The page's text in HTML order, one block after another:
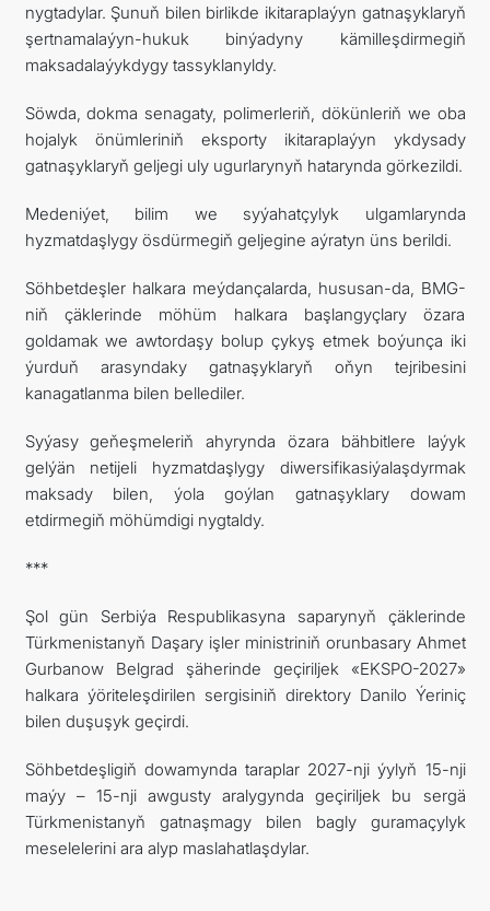
nygtadylar. Şunuň bilen birlikde ikitaraplaýyn gatnaşyklaryň
şertnamalaýyn-hukuk binýadyny kämilleşdirmegiň
maksadalaýykdygy tassyklanyldy.
Söwda, dokma senagaty, polimerleriň, dökünleriň we oba
hojalyk önümleriniň eksporty ikitaraplaýyn ykdysady
gatnaşyklaryň geljegi uly ugurlarynyň hatarynda görkezildi.
Medeniýet, bilim we syýahatçylyk ulgamlarynda
hyzmatdaşlygy ösdürmegiň geljegine aýratyn üns berildi.
Söhbetdeşler halkara meýdançalarda, hususan-da, BMG-
niň çäklerinde möhüm halkara başlangyçlary özara
goldamak we awtordaşy bolup çykyş etmek boýunça iki
ýurduň arasyndaky gatnaşyklaryň oňyn tejribesini
kanagatlanma bilen bellediler.
Syýasy geňeşmeleriň ahyrynda özara bähbitlere laýyk
gelýän netijeli hyzmatdaşlygy diwersifikasiýalaşdyrmak
maksady bilen, ýola goýlan gatnaşyklary dowam
etdirmegiň möhümdigi nygtaldy.
***
Şol gün Serbiýa Respublikasyna saparynyň çäklerinde
Türkmenistanyň Daşary işler ministriniň orunbasary Ahmet
Gurbanow Belgrad şäherinde geçiriljek «EKSPO-2027»
halkara ýöriteleşdirilen sergisiniň direktory Danilo Ýeriniç
bilen duşuşyk geçirdi.
Söhbetdeşligiň dowamynda taraplar 2027-nji ýylyň 15-nji
maýy – 15-nji awgusty aralygynda geçiriljek bu sergä
Türkmenistanyň gatnaşmagy bilen bagly guramaçylyk
meselelerini ara alyp maslahatlaşdylar.